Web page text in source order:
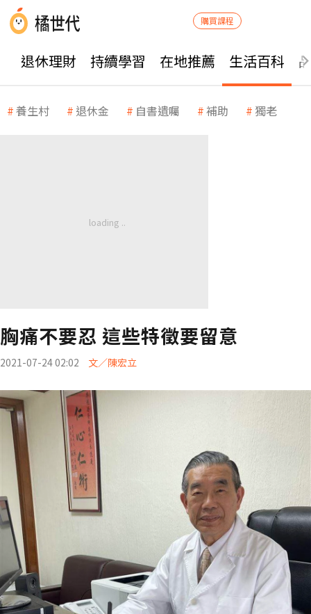
購買課程
退休理財 持續學習 在地推薦 生活百科
養生村 退休金 自書遺囑 補助 獨老
胸痛不要忍 這些特徵要留意
2021-07-24 02:02 文／陳宏立